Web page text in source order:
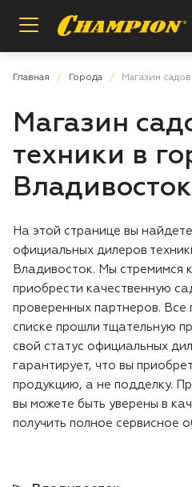
Назад
Пилы цепные
Мотобуры
Измельчители
Газонокосилки
Аккумуляторная техника
Воздуходувки
Назад
Регистрация расширенной
Проверка расширенной
Назад
О бренде
Инструкции и деталировки
Вопросы и ответы
Заказ запасных частей
Магазины и сервисы
Блог
Главная Города Магазин
Магазин
техники в
Владивосток
На этой странице вы
официальных дилеров
Владивосток. Мы стремимся
приобрести качественную
проверенных партнеров. Все
списке прошли тщательную
свой статус официальных
гарантирует, что вы
продукцию, а не подделку.
вы можете быть уверены в
получить полное сервисное